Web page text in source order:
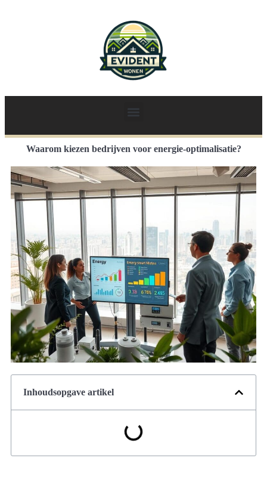
Waarom kiezen bedrijven voor energie-optimalisatie?
Inhoudsopgave artikel